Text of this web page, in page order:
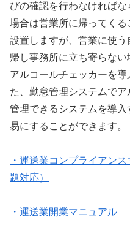
びの確認を行わなければ
場合は営業所に帰ってく
設置しますが、営業に使
帰し事務所に立ち寄らな
アルコールチェッカーを
た、勤怠管理システムで
管理できるシステムを導
易にすることができます。
・運送業コンプライアン
題対応）
・運送業開業マニュアル